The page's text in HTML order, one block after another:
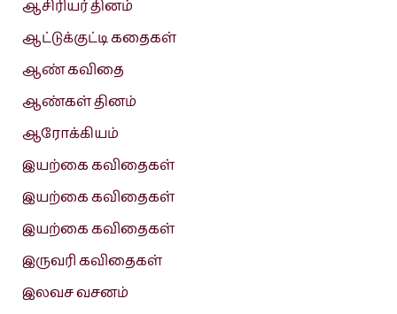
ஆசிரியர் தினம்
ஆட்டுக்குட்டி கதைகள்
ஆண் கவிதை
ஆண்கள் தினம்
ஆரோக்கியம்
இயற்கை கவிதைகள்
இயற்கை கவிதைகள்
இயற்கை கவிதைகள்
இருவரி கவிதைகள்
இலவச வசனம்